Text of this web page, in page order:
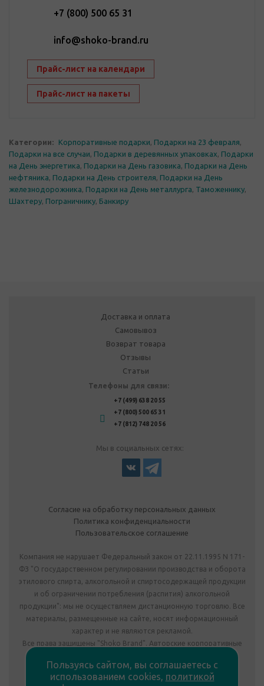
+7 (800) 500 65 31
info@shoko-brand.ru
Прайс-лист на календари
Прайс-лист на пакеты
Категории: Корпоративные подарки, Подарки на 23 февраля,
Подарки на все случаи, Подарки в деревянных упаковках, Подарки
на День энергетика, Подарки на День газовика, Подарки на День
нефтяника, Подарки на День строителя, Подарки на День
железнодорожника, Подарки на День металлурга, Таможеннику,
Шахтеру, Пограничнику, Банкиру
Доставка и оплата
Самовывоз
Возврат товара
Отзывы
Статьи
Телефоны для связи:
+7 (499) 638 20 55
+7 (800) 500 65 31
+7 (812) 748 20 56
Мы в социальных сетях:
Согласие на обработку персональных данных
Политика конфиденциальности
Пользовательское соглашение
Компания не нарушает Федеральный закон от 22.11.1995 N 171-
ФЗ "О государственном регулировании производства и оборота
этилового спирта, алкогольной и спиртосодержащей продукции
и об ограничении потребления (распития) алкогольной
продукции": мы не осуществляем дистанционную торговлю. Все
материалы, размещенные на сайте, носят информационный
характер и не являются рекламой.
Все права защищены "Shoko Brand". Авторские корпоративные
Комплектация подарка может отличаться от изображения.
Информация на сайте не является публичной офертой.
Пользуясь сайтом, вы соглашаетесь с
использованием cookies, политикой